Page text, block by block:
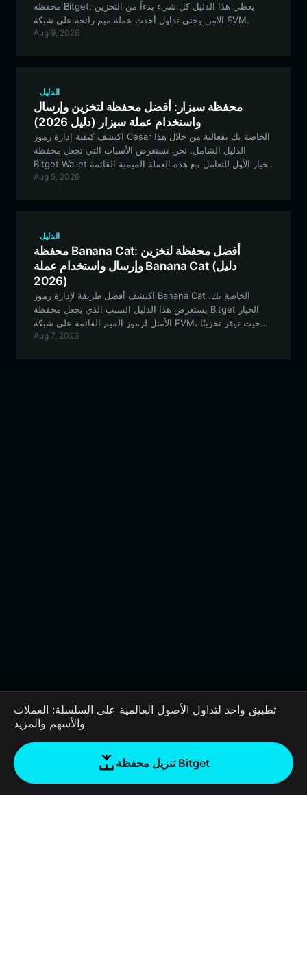
محفظة Bitget. يغطي هذا الدليل كل شيء بدءاً من التخزين
الآمن وحتى تداول أحدث عملة ميم رائجة على شبكة EVM.
Aug 9, 2026
الدليل
محفظة سيزار: أفضل محفظة لتخزين وإرسال
واستخدام عملة سيزار (دليل 2026)
اكتشف كيفية إدارة رموز Cesar الخاصة بك بفعالية من خلال هذا
الدليل الشامل. نحن نستعرض الأسباب التي تجعل محفظة
Bitget Wallet الخيار الأول للتعامل مع هذه العملة الميمية القائمة
على شبكة Solana، مما يضمن الأمان، والأداء عالي السرعة،
Aug 5, 2026
الدليل
محفظة Banana Cat: أفضل محفظة لتخزين
وإرسال واستخدام عملة Banana Cat (دليل
2026)
اكتشف أفضل طريقة لإدارة رموز Banana Cat الخاصة بك.
يستعرض هذا الدليل السبب الذي يجعل محفظة Bitget الخيار
الأمثل لرموز الميم القائمة على شبكة EVM، حيث توفر تخزينًا
Aug 7, 2026
تطبيق واحد لتداول الأصول العالمية على السلسلة: العملات
والأسهم والمزيد
تنزيل محفظة Bitget